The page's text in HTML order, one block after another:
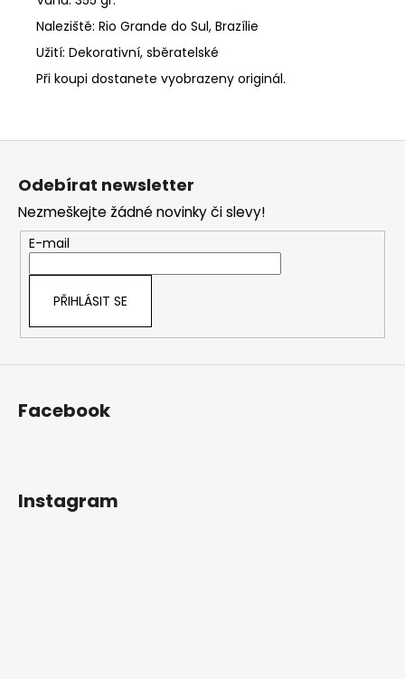
Naleziště: Rio Grande do Sul, Brazílie
Užití: Dekorativní, sběratelské
Při koupi dostanete vyobrazeny originál.
AMETYSTOVÁ
DRÚZA
300
Kč
Z
Odebírat newsletter
Nezmeškejte žádné novinky či slevy!
E-mail
PŘIHLÁSIT SE
Facebook
Instagram